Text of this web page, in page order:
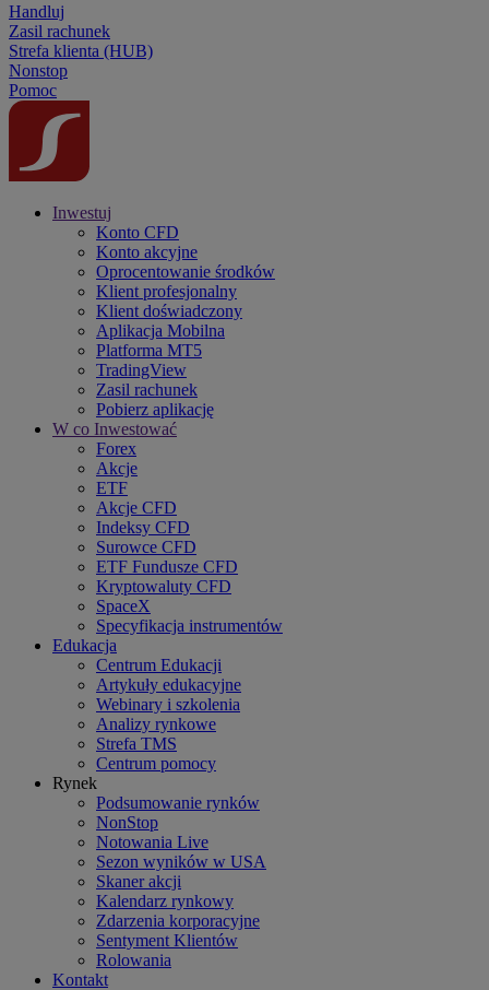
Handluj
Zasil rachunek
Strefa klienta (HUB)
Nonstop
Pomoc
Inwestuj
Konto CFD
Konto akcyjne
Oprocentowanie środków
Klient profesjonalny
Klient doświadczony
Aplikacja Mobilna
Platforma MT5
TradingView
Zasil rachunek
Pobierz aplikację
W co Inwestować
Forex
Akcje
ETF
Akcje CFD
Indeksy CFD
Surowce CFD
ETF Fundusze CFD
Kryptowaluty CFD
SpaceX
Specyfikacja instrumentów
Edukacja
Centrum Edukacji
Artykuły edukacyjne
Webinary i szkolenia
Analizy rynkowe
Strefa TMS
Centrum pomocy
Rynek
Podsumowanie rynków
NonStop
Notowania Live
Sezon wyników w USA
Skaner akcji
Kalendarz rynkowy
Zdarzenia korporacyjne
Sentyment Klientów
Rolowania
Kontakt